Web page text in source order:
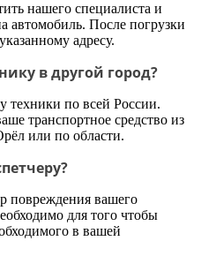
нашего специалиста и
автомобиль. После погрузки
адресу.
в другой город?
техники по всей России.
транспортное средство из
или по области.
повреждения вашего
для того чтобы
в вашей